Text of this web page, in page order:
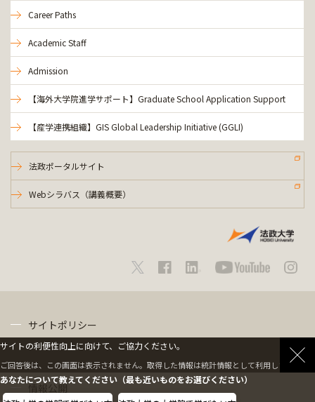
Career Paths
Academic Staff
Admission
【海外大学院進学サポート】Graduate School Application Support
【産学連携組織】GIS Global Leadership Initiative (GGLI)
法政ポータルサイト
Webシラバス（講義概要）
サイトポリシー
情報公開
サイトの利便性向上に向けて、ご協力ください。
ご回答後は、この画面は表示されません。取得した情報は統計情報として利用します。
あなたについて教えてください（最も近いものをお選びください）